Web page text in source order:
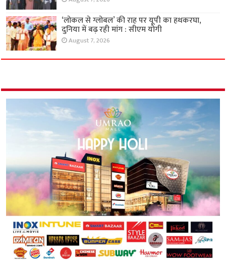
‘लोकल से ग्लोबल’ की राह पर यूपी का हथकरघा,
दुनिया में बढ़ रही मांग : सीएम योगी
August 7, 2026